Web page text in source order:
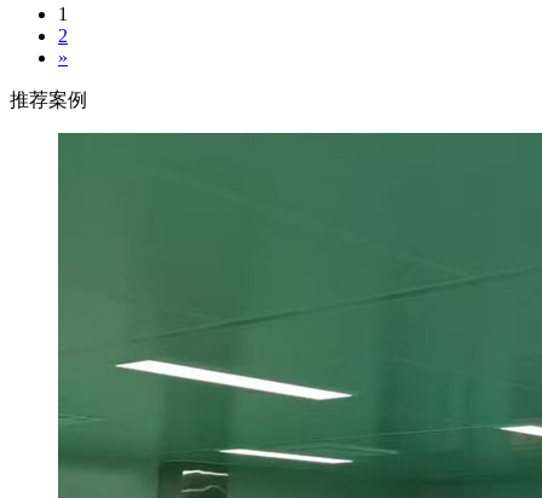
1
2
»
推荐案例